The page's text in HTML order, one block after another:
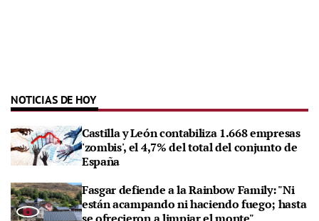
NOTICIAS DE HOY
Castilla y León contabiliza 1.668 empresas
'zombis', el 4,7% del total del conjunto de
España
Fasgar defiende a la Rainbow Family: "Ni
están acampando ni haciendo fuego; hasta